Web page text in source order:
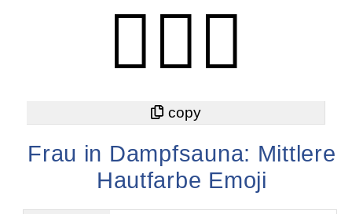
🧖🏽‍♀️
Frau in Dampfsauna: Mittlere
Hautfarbe Emoji